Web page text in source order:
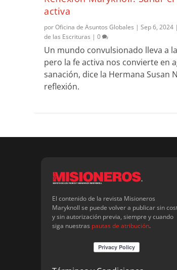
activa
porOficina de Asuntos Globales |Sep 6, 2024 |
de las Escrituras |0
Un mundo convulsionado lleva a
pero la fe activa nos convierte en
sanación, dice la Hermana Susan
reflexión.
El contenido de la revista Misioneros
Maryknoll se puede volver a publicar sin
y sin autorización previa, siempre y cuando
siga nuestras pautas de atribución.